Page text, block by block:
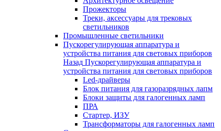
Прожекторы
Треки, аксессуары для трековых
светильников
Промышленные светильники
Пускорегулирующая аппаратура и
устройства питания для световых приборов
Назад Пускорегулирующая аппаратура и
устройства питания для световых приборов
Led-драйверы
Блок питания для газоразрядных лапм
Блоки защиты для галогенных ламп
ПРА
Стартер, ИЗУ
Трансформаторы для галогенных ламп